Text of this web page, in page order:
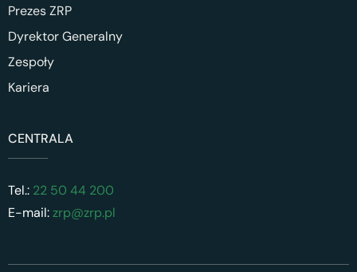
Prezes ZRP
Dyrektor Generalny
Zespoły
Kariera
CENTRALA
Tel.: 22 50 44 200
E-mail:zrp@zrp.pl